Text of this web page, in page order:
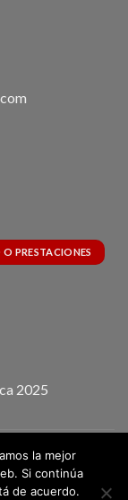
PRESTACIONES
2025
la mejor
Si continúa
de acuerdo.